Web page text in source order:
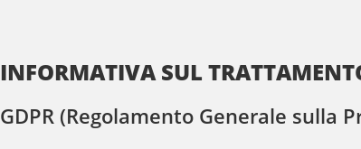
INFORMATIVA SUL
GDPR (Regolamento Generale sulla